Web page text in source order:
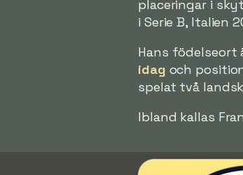
placeringar i
i Serie B, Italien
Hans födelseort
idag och
spelat två
Ibland kallas